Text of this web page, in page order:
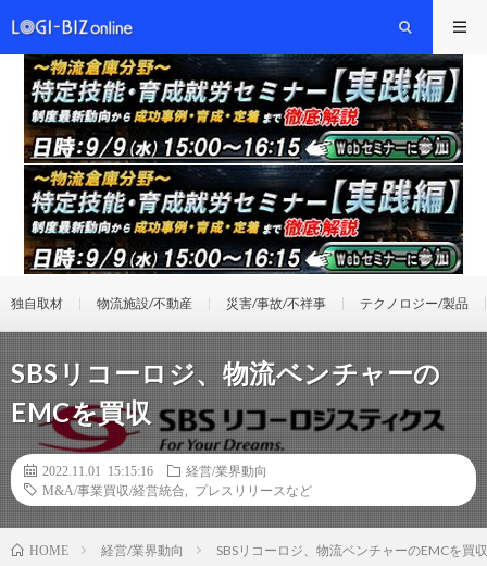
独自取材 物流施設/不動産 災害/事故/不祥事 テクノロジー/製品
SBSリコーロジ、物流ベンチャーの
EMCを買収
2022.11.01 15:15:16
経営/業界動向
M&A/事業買収/経営統合
プレスリリースなど
HOME 経営/業界動向 SBSリコーロジ、物流ベンチャーのEMCを買収